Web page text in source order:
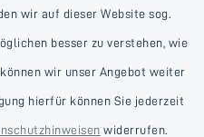
wir auf dieser Website sog.
besser zu verstehen, wie
wir unser Angebot weiter
hierfür können Sie jederzeit
widerrufen.